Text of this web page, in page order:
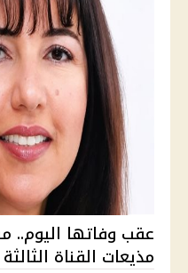
عقب وفاتها اليوم..
مذيعات القناة